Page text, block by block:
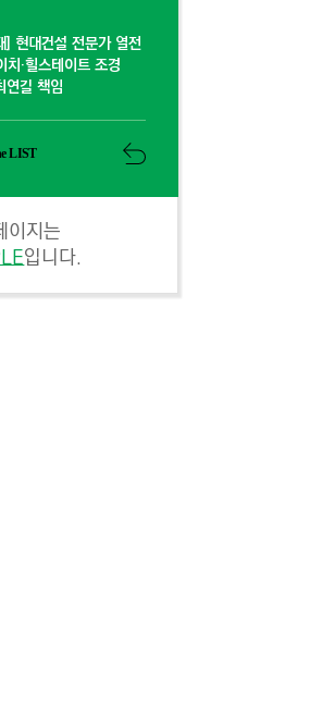
] 현대건설 전문가 열전
·힐스테이트 조경
연길 책임
LIST
이지는
입니다.